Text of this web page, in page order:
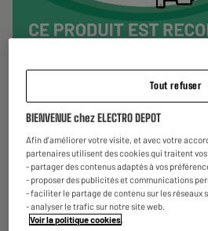
Tout refuser
BIENVENUE chez ELECTRO DEPOT
Afin d'améliorer votre visite, et avec votre
partenaires utilisent des cookies qui traitent
- partager des contenus adaptés à vos
- proposer des publicités et communications
- faciliter le partage de contenu sur les réseaux
- analyser le trafic sur notre site web.
Voir la politique cookies.